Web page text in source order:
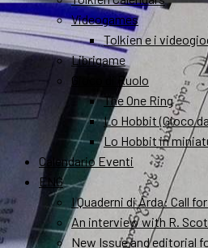
Videogames
Tolkien e i
Librigame
Gioco di Ruolo
The One Ring
Lo Hobbit (Gioco
Lo Hobbit in
Calendario Eventi
ENG
I Quaderni di Arda: Call
An interview with R.
New Issue and editorial